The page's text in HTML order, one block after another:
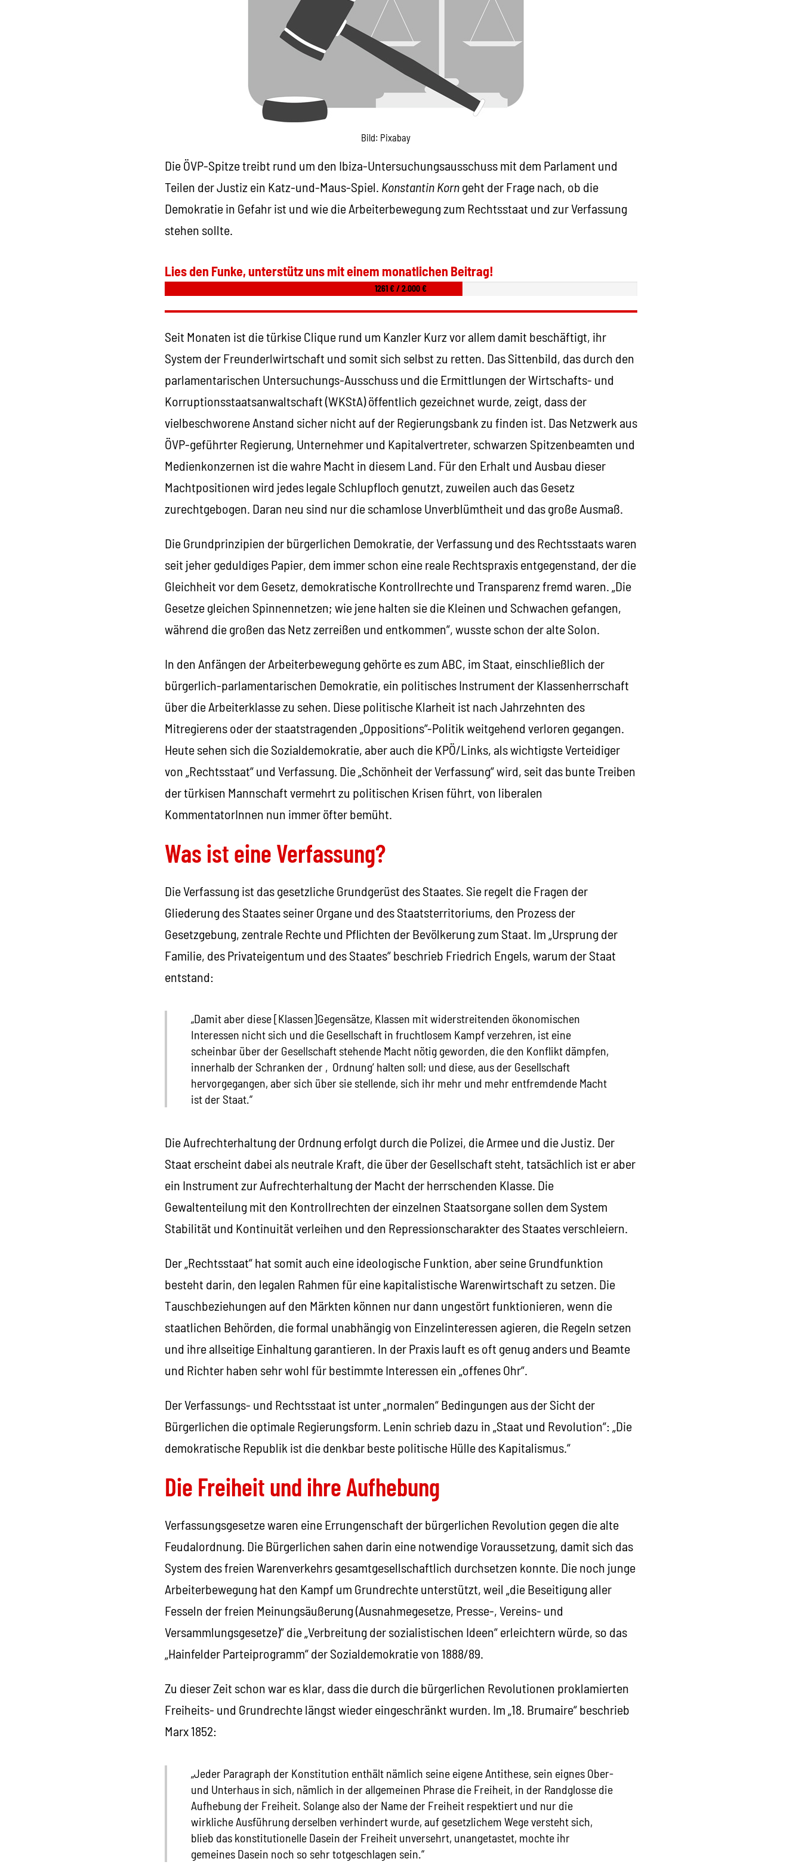
Bild: Pixabay
Die ÖVP-Spitze treibt rund um den Ibiza-Untersuchungsausschuss mit dem Parlament und
Teilen der Justiz ein Katz-und-Maus-Spiel. Konstantin Korngeht der Frage nach, ob die
Demokratie in Gefahr ist und wie die Arbeiterbewegung zum Rechtsstaat und zur Verfassung
stehen sollte.
Lies den Funke, unterstütz uns mit einem monatlichen Beitrag!
1261 € / 2.000 €
Seit Monaten ist die türkise Clique rund um Kanzler Kurz vor allem damit beschäftigt, ihr
System der Freunderlwirtschaft und somit sich selbst zu retten. Das Sittenbild, das durch den
parlamentarischen Untersuchungs-Ausschuss und die Ermittlungen der Wirtschafts- und
Korruptionsstaatsanwaltschaft (WKStA) öffentlich gezeichnet wurde, zeigt, dass der
vielbeschworene Anstand sicher nicht auf der Regierungsbank zu finden ist. Das Netzwerk aus
ÖVP-geführter Regierung, Unternehmer und Kapitalvertreter, schwarzen Spitzenbeamten und
Medienkonzernen ist die wahre Macht in diesem Land. Für den Erhalt und Ausbau dieser
Machtpositionen wird jedes legale Schlupfloch genutzt, zuweilen auch das Gesetz
zurechtgebogen. Daran neu sind nur die schamlose Unverblümtheit und das große Ausmaß.
Die Grundprinzipien der bürgerlichen Demokratie, der Verfassung und des Rechtsstaats waren
seit jeher geduldiges Papier, dem immer schon eine reale Rechtspraxis entgegenstand, der die
Gleichheit vor dem Gesetz, demokratische Kontrollrechte und Transparenz fremd waren. „Die
Gesetze gleichen Spinnennetzen; wie jene halten sie die Kleinen und Schwachen gefangen,
während die großen das Netz zerreißen und entkommen“, wusste schon der alte Solon.
In den Anfängen der Arbeiterbewegung gehörte es zum ABC, im Staat, einschließlich der
bürgerlich-parlamentarischen Demokratie, ein politisches Instrument der Klassenherrschaft
über die Arbeiterklasse zu sehen. Diese politische Klarheit ist nach Jahrzehnten des
Mitregierens oder der staatstragenden „Oppositions“-Politik weitgehend verloren gegangen.
Heute sehen sich die Sozialdemokratie, aber auch die KPÖ/Links, als wichtigste Verteidiger
von „Rechtsstaat“ und Verfassung. Die „Schönheit der Verfassung“ wird, seit das bunte Treiben
der türkisen Mannschaft vermehrt zu politischen Krisen führt, von liberalen
KommentatorInnen nun immer öfter bemüht.
Was ist eine Verfassung?
Die Verfassung ist das gesetzliche Grundgerüst des Staates. Sie regelt die Fragen der
Gliederung des Staates seiner Organe und des Staatsterritoriums, den Prozess der
Gesetzgebung, zentrale Rechte und Pflichten der Bevölkerung zum Staat. Im „Ursprung der
Familie, des Privateigentum und des Staates“ beschrieb Friedrich Engels, warum der Staat
entstand:
„Damit aber diese [Klassen]Gegensätze, Klassen mit widerstreitenden ökonomischen
Interessen nicht sich und die Gesellschaft in fruchtlosem Kampf verzehren, ist eine
scheinbar über der Gesellschaft stehende Macht nötig geworden, die den Konflikt dämpfen,
innerhalb der Schranken der ‚Ordnung‘ halten soll; und diese, aus der Gesellschaft
hervorgegangen, aber sich über sie stellende, sich ihr mehr und mehr entfremdende Macht
ist der Staat.“
Die Aufrechterhaltung der Ordnung erfolgt durch die Polizei, die Armee und die Justiz. Der
Staat erscheint dabei als neutrale Kraft, die über der Gesellschaft steht, tatsächlich ist er aber
ein Instrument zur Aufrechterhaltung der Macht der herrschenden Klasse. Die
Gewaltenteilung mit den Kontrollrechten der einzelnen Staatsorgane sollen dem System
Stabilität und Kontinuität verleihen und den Repressionscharakter des Staates verschleiern.
Der „Rechtsstaat“ hat somit auch eine ideologische Funktion, aber seine Grundfunktion
besteht darin, den legalen Rahmen für eine kapitalistische Warenwirtschaft zu setzen. Die
Tauschbeziehungen auf den Märkten können nur dann ungestört funktionieren, wenn die
staatlichen Behörden, die formal unabhängig von Einzelinteressen agieren, die Regeln setzen
und ihre allseitige Einhaltung garantieren. In der Praxis lauft es oft genug anders und Beamte
und Richter haben sehr wohl für bestimmte Interessen ein „offenes Ohr“.
Der Verfassungs- und Rechtsstaat ist unter „normalen“ Bedingungen aus der Sicht der
Bürgerlichen die optimale Regierungsform. Lenin schrieb dazu in „Staat und Revolution“: „Die
demokratische Republik ist die denkbar beste politische Hülle des Kapitalismus.“
Die Freiheit und ihre Aufhebung
Verfassungsgesetze waren eine Errungenschaft der bürgerlichen Revolution gegen die alte
Feudalordnung. Die Bürgerlichen sahen darin eine notwendige Voraussetzung, damit sich das
System des freien Warenverkehrs gesamtgesellschaftlich durchsetzen konnte. Die noch junge
Arbeiterbewegung hat den Kampf um Grundrechte unterstützt, weil „die Beseitigung aller
Fesseln der freien Meinungsäußerung (Ausnahmegesetze, Presse-, Vereins- und
Versammlungsgesetze)“ die „Verbreitung der sozialistischen Ideen“ erleichtern würde, so das
„Hainfelder Parteiprogramm“ der Sozialdemokratie von 1888/89.
Zu dieser Zeit schon war es klar, dass die durch die bürgerlichen Revolutionen proklamierten
Freiheits- und Grundrechte längst wieder eingeschränkt wurden. Im „18. Brumaire“ beschrieb
Marx 1852:
„Jeder Paragraph der Konstitution enthält nämlich seine eigene Antithese, sein eignes Ober-
und Unterhaus in sich, nämlich in der allgemeinen Phrase die Freiheit, in der Randglosse die
Aufhebung der Freiheit. Solange also der Name der Freiheit respektiert und nur die
wirkliche Ausführung derselben verhindert wurde, auf gesetzlichem Wege versteht sich,
blieb das konstitutionelle Dasein der Freiheit unversehrt, unangetastet, mochte ihr
gemeines Dasein noch so sehr totgeschlagen sein.“